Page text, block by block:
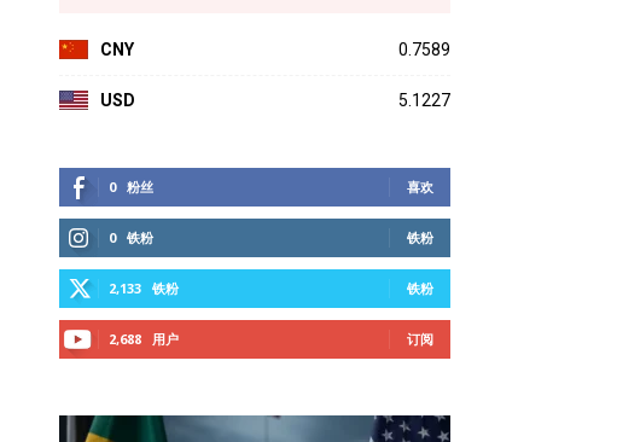
CNY 0.7589
USD 5.1227
0 粉丝 喜欢
0 铁粉 铁粉
2,133 铁粉 铁粉
2,688 用户 订阅